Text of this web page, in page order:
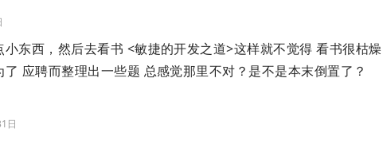
东西，然后去看书 <敏捷的开发之道>这样就不觉得 看书很枯
应聘而整理出一些题 总感觉那里不对？是不是本末倒置了？
日